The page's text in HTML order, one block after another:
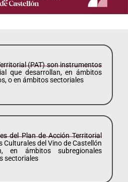
(PAT) son instrumentos
que desarrollan, en ámbitos
o en ámbitos sectoriales
del Plan de Acción Territorial
Culturales del Vino de Castellón
en ámbitos subregionales
sectoriales